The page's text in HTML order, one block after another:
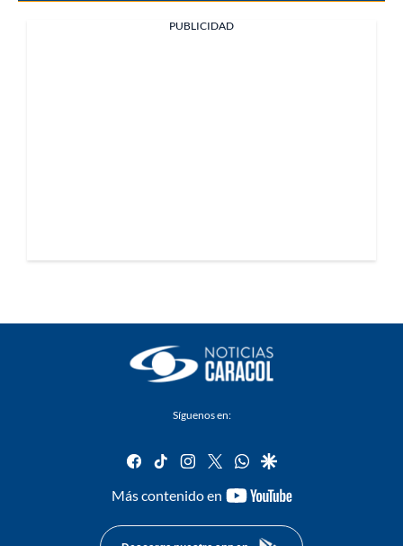
PUBLICIDAD
Síguenos en:
facebook
tiktok instagram
twitterwhatsapp
google
Más contenido en
youtube-